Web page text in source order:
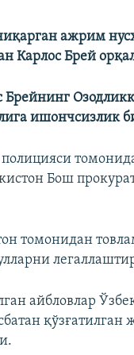
ажрим
Карлос Брей
ишончсизлик
Бош
томонидан
айбловлар